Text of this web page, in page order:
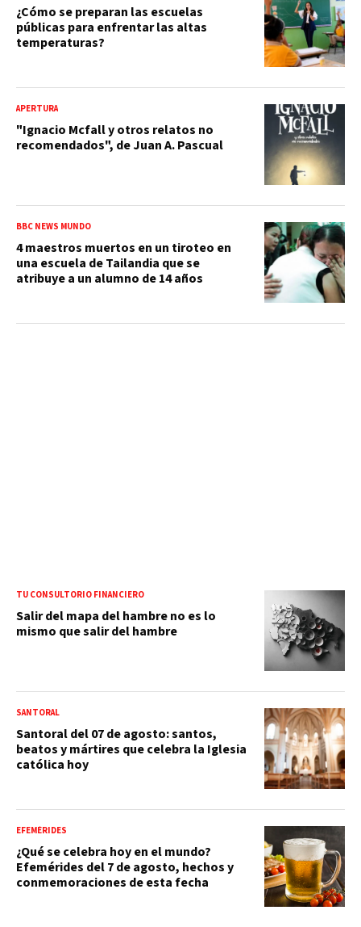
¿Cómo se preparan las escuelas
públicas para enfrentar las altas
temperaturas?
APERTURA
"Ignacio Mcfall y otros relatos no
recomendados", de Juan A. Pascual
BBC NEWS MUNDO
4 maestros muertos en un tiroteo en
una escuela de Tailandia que se
atribuye a un alumno de 14 años
TU CONSULTORIO FINANCIERO
Salir del mapa del hambre no es lo
mismo que salir del hambre
SANTORAL
Santoral del 07 de agosto: santos,
beatos y mártires que celebra la Iglesia
católica hoy
EFEMÉRIDES
¿Qué se celebra hoy en el mundo?
Efemérides del 7 de agosto, hechos y
conmemoraciones de esta fecha